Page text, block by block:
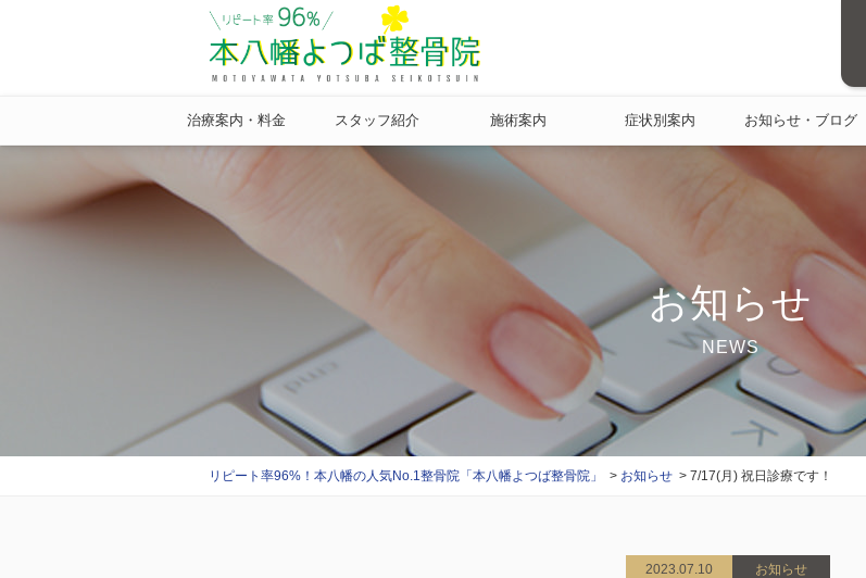
治療案内・料金 スタッフ紹介 施術案内 症状別案内 お知らせ・ブログ
お知らせ
NEWS
リピート率96%！本八幡の人気No.1整骨院「本八幡よつば整骨院」 お知らせ 7/17(月) 祝日診療です！
2023.07.10 お知らせ